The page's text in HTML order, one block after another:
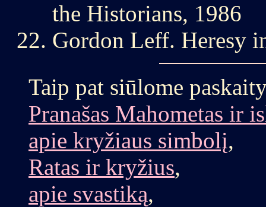
the Historians, 1986
Gordon Leff. Heresy
Taip pat siūlome
Pranašas Mahometas ir
apie kryžiaus simbolį,
Ratas ir kryžius,
apie svastiką,